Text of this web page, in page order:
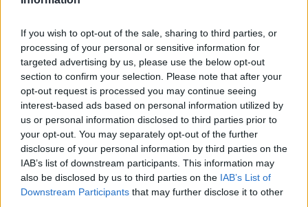
If you wish to opt-out of the sale, sharing to third parties, or
processing of your personal or sensitive information for
targeted advertising by us, please use the below opt-out
section to confirm your selection. Please note that after your
opt-out request is processed you may continue seeing
interest-based ads based on personal information utilized by
us or personal information disclosed to third parties prior to
your opt-out. You may separately opt-out of the further
disclosure of your personal information by third parties on the
IAB’s list of downstream participants. This information may
also be disclosed by us to third parties on the IAB’s List of
Downstream Participants that may further disclose it to other
Litteratur
Senast: Idag 02:07
Egna texter: noveller och lyrik
Senast: Igår 14:03
Medier och journalistik
Senast: Idag 05:19
Musik
Senast: Idag 00:43
Egen musik: feedback
Senast: 2026-07-23 11:50
Egen musik: teknik, instrument, inköp och produktion
Senast: 2026-08-06 10:51